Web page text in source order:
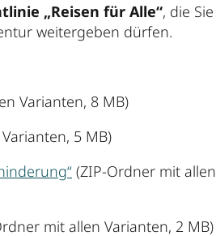
„Reisen für Alle“, die Sie
weitergeben dürfen.
Varianten, 8 MB)
5 MB)
(ZIP-Ordner mit allen
mit allen Varianten, 2 MB)